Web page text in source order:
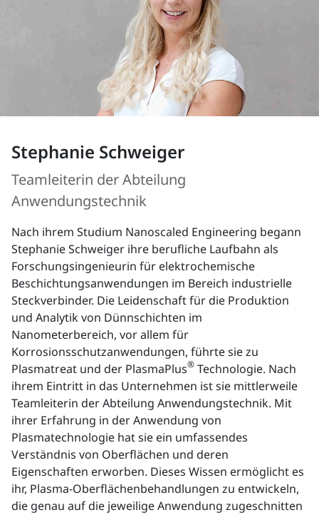
Stephanie Schweiger
Teamleiterin der Abteilung
Anwendungstechnik
Nach ihrem Studium Nanoscaled Engineering begann
Stephanie Schweiger ihre berufliche Laufbahn als
Forschungsingenieurin für elektrochemische
Beschichtungsanwendungen im Bereich industrielle
Steckverbinder. Die Leidenschaft für die Produktion
und Analytik von Dünnschichten im
Nanometerbereich, vor allem für
Korrosionsschutzanwendungen, führte sie zu
Plasmatreat und der PlasmaPlus® Technologie. Nach
ihrem Eintritt in das Unternehmen ist sie mittlerweile
Teamleiterin der Abteilung Anwendungstechnik. Mit
ihrer Erfahrung in der Anwendung von
Plasmatechnologie hat sie ein umfassendes
Verständnis von Oberflächen und deren
Eigenschaften erworben. Dieses Wissen ermöglicht es
ihr, Plasma-Oberflächenbehandlungen zu entwickeln,
die genau auf die jeweilige Anwendung zugeschnitten